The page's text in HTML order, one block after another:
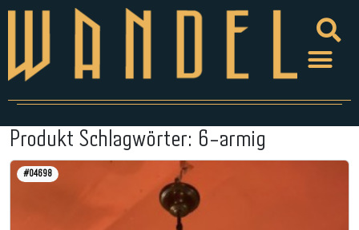
Produkt Schlagwörter: 6-armig
#04698